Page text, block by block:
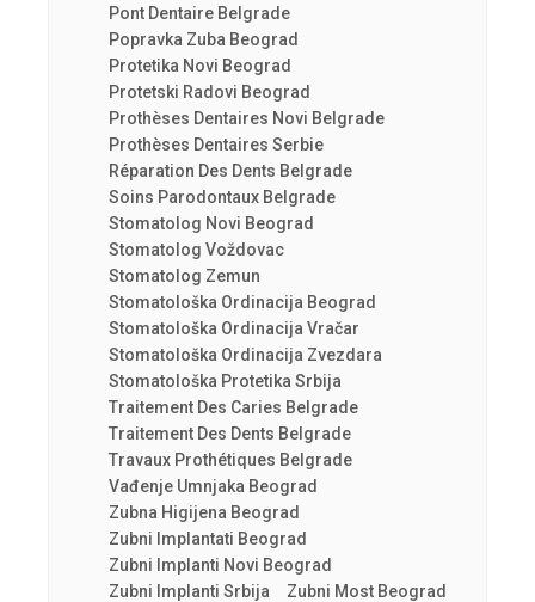
Pont Dentaire Belgrade
Popravka Zuba Beograd
Protetika Novi Beograd
Protetski Radovi Beograd
Prothèses Dentaires Novi Belgrade
Prothèses Dentaires Serbie
Réparation Des Dents Belgrade
Soins Parodontaux Belgrade
Stomatolog Novi Beograd
Stomatolog Voždovac
Stomatolog Zemun
Stomatološka Ordinacija Beograd
Stomatološka Ordinacija Vračar
Stomatološka Ordinacija Zvezdara
Stomatološka Protetika Srbija
Traitement Des Caries Belgrade
Traitement Des Dents Belgrade
Travaux Prothétiques Belgrade
Vađenje Umnjaka Beograd
Zubna Higijena Beograd
Zubni Implantati Beograd
Zubni Implanti Novi Beograd
Zubni Implanti Srbija
Zubni Most Beograd